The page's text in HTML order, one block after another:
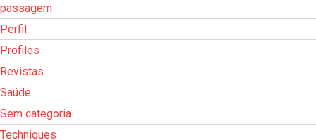
passagem
Perfil
Profiles
Revistas
Saúde
Sem categoria
Techniques